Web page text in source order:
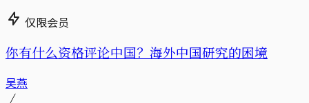
仅限会员
你有什么资格评论中国？海外中国研究的困境
吴燕